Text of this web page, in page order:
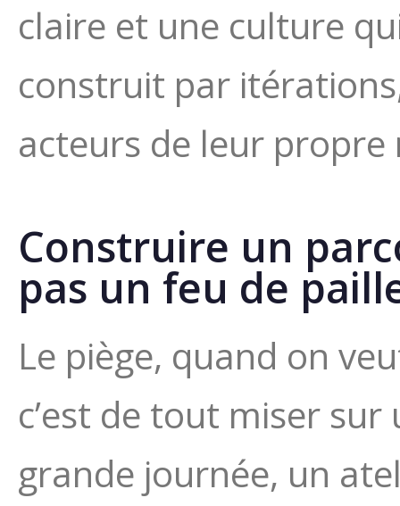
claire et une culture
construit par
acteurs de leur
Construire un
pas un feu de
Le piège, quand on
c’est de tout miser
grande journée, un